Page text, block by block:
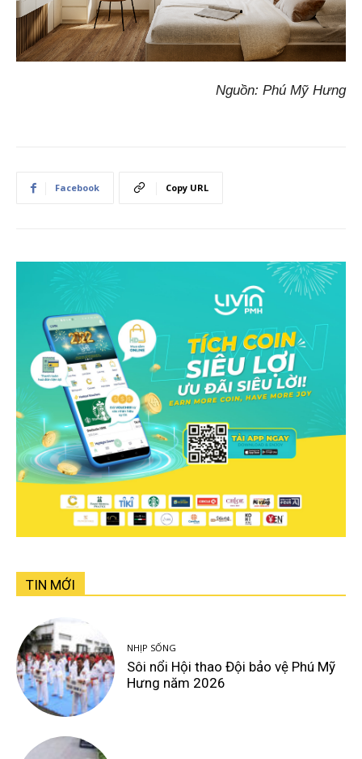
Nguồn: Phú Mỹ Hưng
Facebook Copy URL
TIN MỚI
NHỊP SỐNG
Sôi nổi Hội thao Đội bảo vệ Phú Mỹ
Hưng năm 2026